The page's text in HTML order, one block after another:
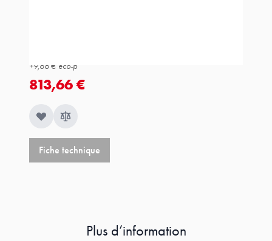
+9,66 € éco-p
813,66 €
Fiche technique
Plus d’information